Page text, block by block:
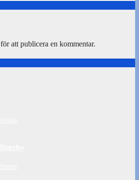
för att publicera en kommentar.